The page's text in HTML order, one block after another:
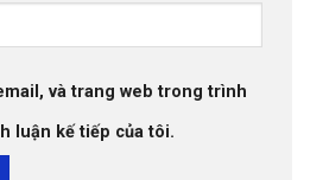
và trang web trong trình
luận kế tiếp của tôi.